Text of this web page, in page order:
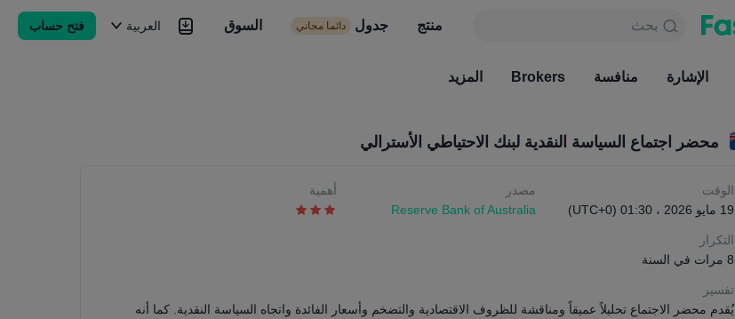
بحث منتج جدول دائما مجاني السوق
أخبار مالية الإشارة منافسة
العربية فتح حساب دائما مجاني السوق
الإشارة منافسة Brokers المزيد
محضر اجتماع السياسة النقدية لبنك الاحتياطي الأسترالي
الوقت
19 مايو 2026 ، 01:30 (UTC+0)
مصدر
Reserve Bank of Australia
أهمية
التكرار
8 مرات في السنة
تفسير
يُقدم محضر الاجتماع تحليلاً عميقاً ومناقشة للظروف الاقتصادية والتضخم وأسعار الفائدة واتجاه السياسة النقدية. كما أنه